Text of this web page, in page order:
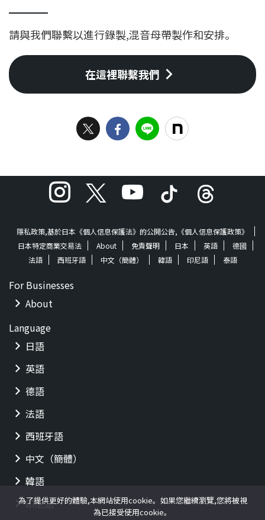
(Igarashi Kouhei) 歌詞來自這裡
CreativeWorks℗2019 TF
Trailer
https://youtu.be/9X_xOs2Fkg
0 Video http ...
CreativeWorks℗2019 TF
https://youtu.be/pqJ4QEQfM
請與我們聯繫以進行錄製,混音母帶製作和安排。
在這裡聯繫我們
隱私政策,基於日本《個人信息保護法》的公開公告,《個人信息保護政策》
日本特定商業交易法
About 免責聲明 日本 英語
德國
法語
西班牙語 中文（簡體） 韓語 印尼語 泰語
For Businesses
About
Language
日語
英語
德語
法語
西班牙語
中文（簡體）
韓語
印尼語
為了提供更好的體驗,本網站使用cookie。如果您繼續瀏覽,您將被視
為已接受使用cookie。